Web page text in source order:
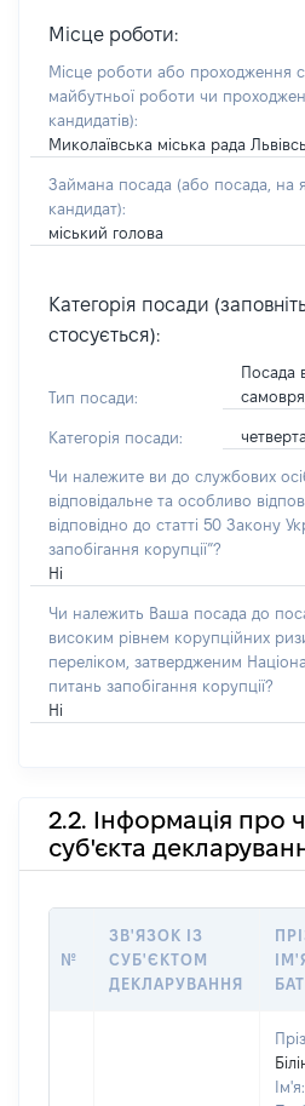
Місце роботи:
Місце роботи або проходження
майбутньої роботи чи
кандидатів):
Миколаївська міська рада
Займана посада (або посада, на
кандидат):
міський голова
Категорія посади
стосується):
Тип посади:
Посада
Категорія посади:
Чи належите ви до службових
відповідальне та особливо
відповідно до статті 50 Закону
запобігання корупції”?
Ні
Чи належить Ваша посада до
високим рівнем корупційних
переліком, затвердженим
питань запобігання корупції?
Ні
2.2. Інформація про
суб'єкта
№
ЗВ'ЯЗОК ІЗ
СУБ'ЄКТОМ
ДЕКЛАРУВАННЯ
Ім'я: